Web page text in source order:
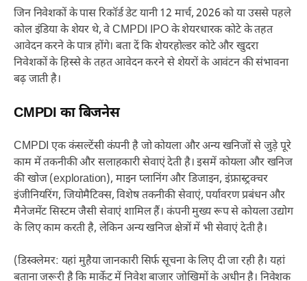
जिन निवेशकों के पास रिकॉर्ड डेट यानी 12 मार्च, 2026 को या उससे पहले
कोल इंडिया के शेयर थे, वे CMPDI IPO के शेयरधारक कोटे के तहत
आवेदन करने के पात्र होंगे। बता दें कि शेयरहोल्डर कोटे और खुदरा
निवेशकों के हिस्से के तहत आवेदन करने से शेयरों के आवंटन की संभावना
बढ़ जाती है।
CMPDI का बिजनेस
CMPDI एक कंसल्टेंसी कंपनी है जो कोयला और अन्य खनिजों से जुड़े पूरे
काम में तकनीकी और सलाहकारी सेवाएं देती है। इसमें कोयला और खनिज
की खोज (exploration), माइन प्लानिंग और डिजाइन, इंफ्रास्ट्रक्चर
इंजीनियरिंग, जियोमैटिक्स, विशेष तकनीकी सेवाएं, पर्यावरण प्रबंधन और
मैनेजमेंट सिस्टम जैसी सेवाएं शामिल हैं। कंपनी मुख्य रूप से कोयला उद्योग
के लिए काम करती है, लेकिन अन्य खनिज क्षेत्रों में भी सेवाएं देती है।
(डिस्क्लेमर: यहां मुहैया जानकारी सिर्फ सूचना के लिए दी जा रही है। यहां
बताना जरूरी है कि मार्केट में निवेश बाजार जोखिमों के अधीन है। निवेशक